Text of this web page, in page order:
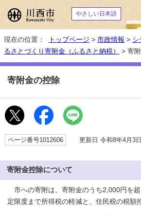
やさしい日本語
現在の位置： トップページ > 市政情報 > シ
るさとづくり寄附金（ふるさと納税）
> 寄
寄附金の控除
ページ番号1012606 更新日 令和8年4月3日
寄附金控除について
市への寄附は、寄附金のうち2,000円を
定限度まで所得税の軽減と、住民税の税額